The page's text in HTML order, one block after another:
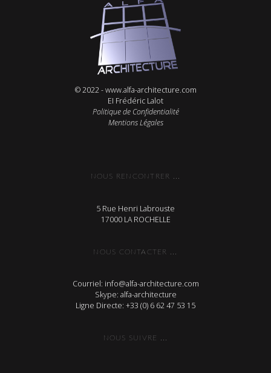
© 2022 -www.alfa-architecture.com
EI Frédéric Lalot
Politique de Confidentialité
Mentions Légales
NOUS RENCONTRER ...
5 Rue Henri Labrouste
17000 LA ROCHELLE
NOUS CONTACTER ...
Courriel: info@alfa-architecture.com
Skype: alfa-architecture
Ligne Directe: +33 (0) 6 62 47 53 15
NOUS SUIVRE ...